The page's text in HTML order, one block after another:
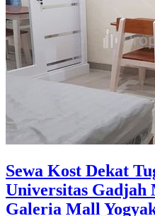
Sewa Kost Dekat
Universitas Gadjah
Galeria Mall